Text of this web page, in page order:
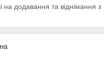
на додавання та віднімання з